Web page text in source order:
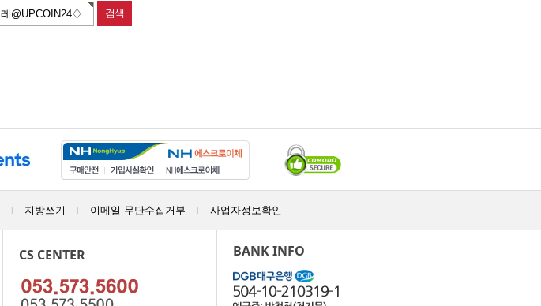
| 지방쓰기 | 이메일 무단수집거부 | 사업자정보확인
CS CENTER BANK INFO